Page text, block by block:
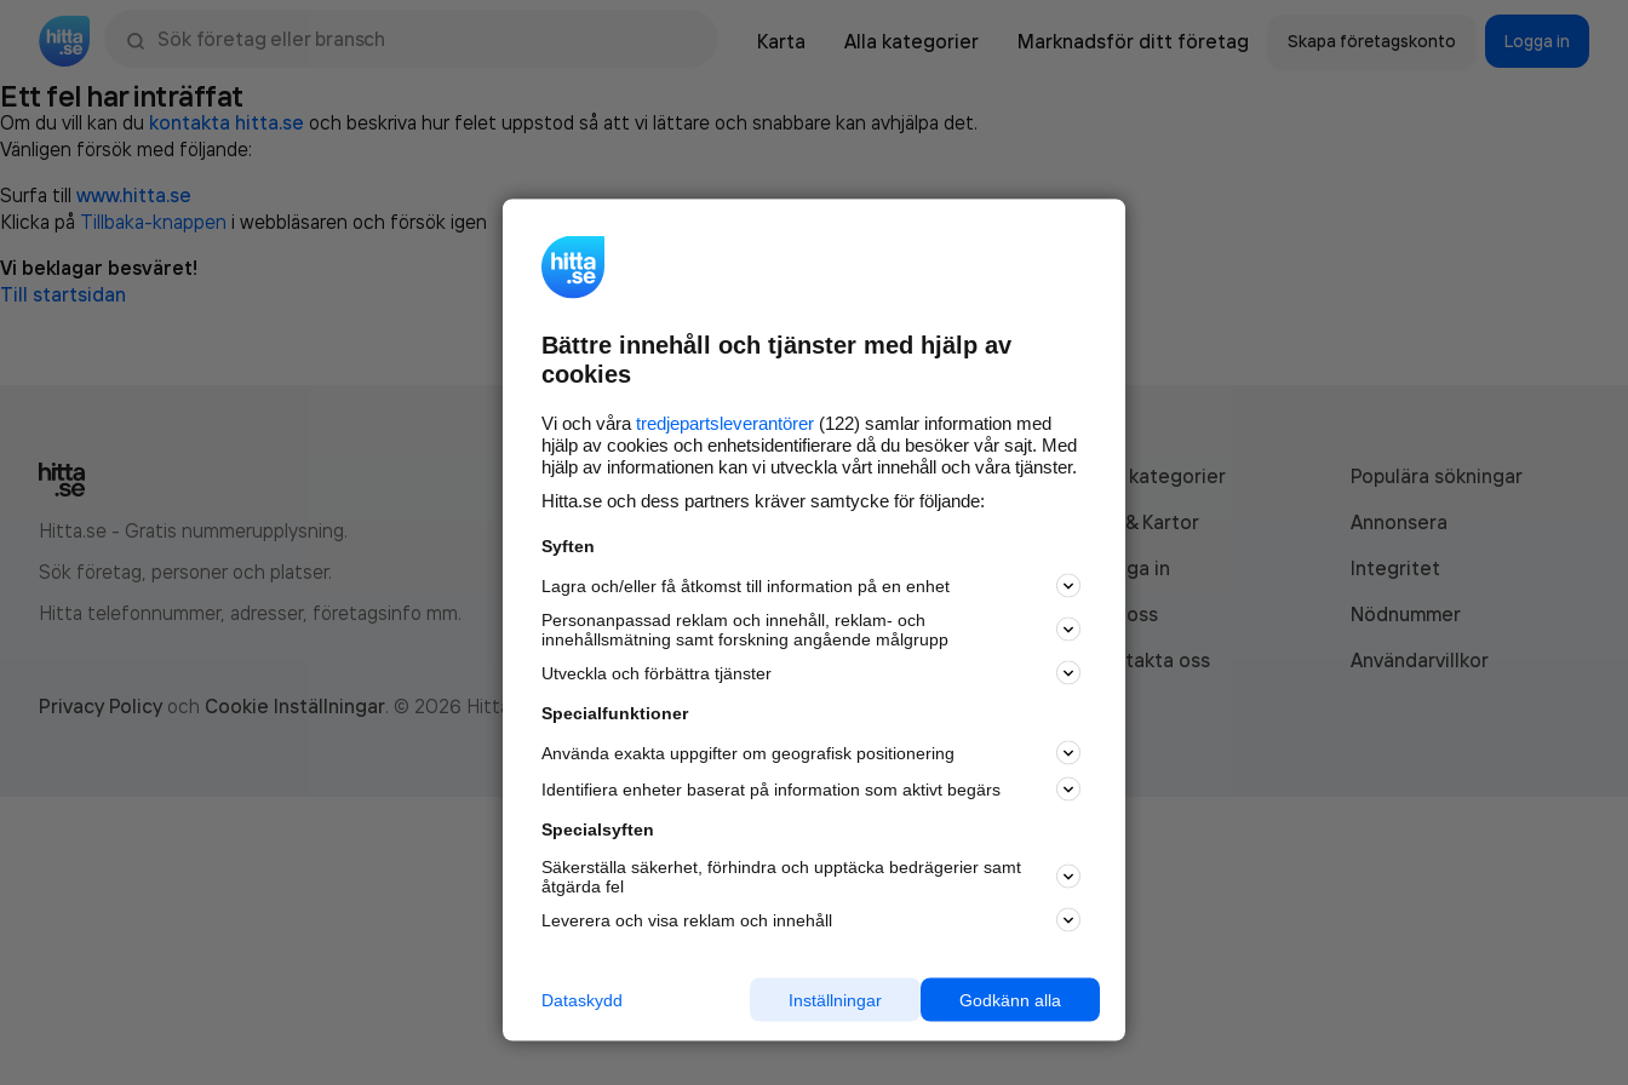
Karta
Alla kategorier Marknadsför ditt företag Skapa företagskonto Logga in
Ett fel har inträffat
Om du vill kan du kontakta hitta.se och beskriva hur felet uppstod så att vi lättare och snabbare kan avhjälpa det.
Vänligen försök med följande:
Surfa till www.hitta.se
Klicka på Tillbaka-knappen i webbläsaren och försök igen
Vi beklagar besväret!
Till startsidan
Hitta.se - Gratis nummerupplysning.
Sök företag, personer och platser.
Hitta telefonnummer, adresser, företagsinfo mm.
Marknadsför företaget på
nya kunder och
samarbetspartners nära dig.
Läs mer här
Alla kategorier
Populära sökningar
API & Kartor
Annonsera
Logga in
Integritet
Om oss
Nödnummer
Kontakta oss
Användarvillkor
Privacy Policy och Cookie Inställningar. © 2026 Hitta.se
Bättre innehåll och tjänster med hjälp av
cookies
Vi och våra tredjepartsleverantörer (122) samlar information med
hjälp av cookies och enhetsidentifierare då du besöker vår sajt. Med
hjälp av informationen kan vi utveckla vårt innehåll och våra tjänster.
Hitta.se och dess partners kräver samtycke för följande:
Syften
Lagra och/eller få åtkomst till information på en enhet
Personanpassad reklam och innehåll, reklam- och
innehållsmätning samt forskning angående målgrupp
Utveckla och förbättra tjänster
Specialfunktioner
Använda exakta uppgifter om geografisk positionering
Identifiera enheter baserat på information som aktivt begärs
Specialsyften
Säkerställa säkerhet, förhindra och upptäcka bedrägerier samt
åtgärda fel
Leverera och visa reklam och innehåll
Godkänn alla
Inställningar
Dataskydd